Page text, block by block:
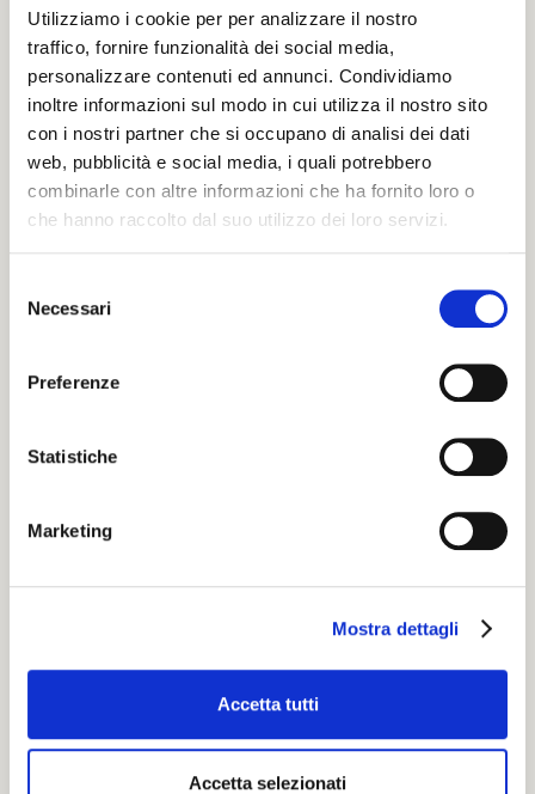
Utilizziamo i cookie per per analizzare il nostro
traffico, fornire funzionalità dei social media,
personalizzare contenuti ed annunci. Condividiamo
inoltre informazioni sul modo in cui utilizza il nostro sito
con i nostri partner che si occupano di analisi dei dati
web, pubblicità e social media, i quali potrebbero
combinarle con altre informazioni che ha fornito loro o
che hanno raccolto dal suo utilizzo dei loro servizi.
Necessari
Preferenze
Statistiche
Marketing
Mostra dettagli
Accetta tutti
Accetta selezionati
La tua Email *
Il tuo numero di Telefono
Il tuo indirizzo completo
Inserisci un messaggio di cordoglio
Se non trovi parole adeguate puoi
ti proponiamo:
Sentite condoglianze per il lutto che ha
dolore, trasmettere la nostra sincera
vicinanza e tutto il nostro affetto.
Mi unisco al vostro dolore per la grande